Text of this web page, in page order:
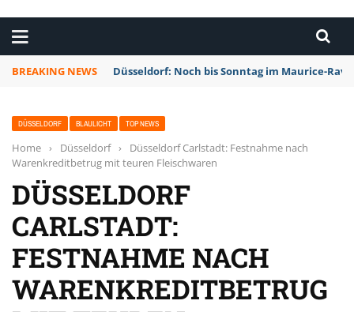
BREAKING NEWS Düsseldorf: Noch bis Sonntag im Maurice-
DÜSSELDORF BLAULICHT TOP NEWS
Home › Düsseldorf ›
Düsseldorf Carlstadt: Festnahme nach
Warenkreditbetrug mit teuren Fleischwaren
DÜSSELDORF
CARLSTADT:
FESTNAHME NACH
WARENKREDITBETRUG